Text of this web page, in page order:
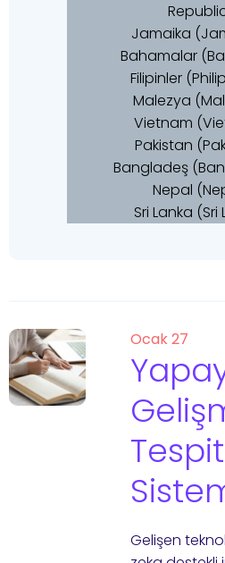
Jamaika
Bahamalar
Filipinler
Malezya
Vietnam
Pakistan
Bangladeş
Nepal
Sri Lanka (Sri
Ocak 27
Tespit
Gelişen